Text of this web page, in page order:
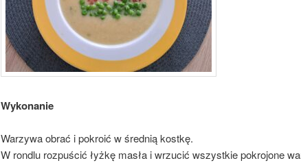
Wykonanie
Warzywa obrać i pokroić w średnią kostkę.
W rondlu rozpuścić łyżkę masła i wrzucić wszystkie pokrojone